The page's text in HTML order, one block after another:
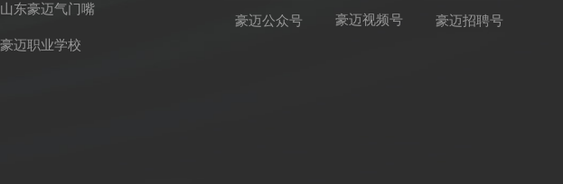
山东豪迈气门嘴
豪迈职业学校
豪迈公众号 豪迈视频号 豪迈招聘号